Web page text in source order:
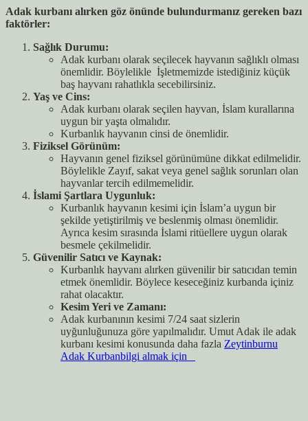
Adak kurbanı alırken göz önünde bulundurmanız gereken bazı
faktörler:
Sağlık Durumu:
Adak kurbanı olarak seçilecek hayvanın sağlıklı olması
önemlidir. Böylelikle İşletmemizde istediğiniz küçük
baş hayvanı rahatlıkla secebilirsiniz.
Yaş ve Cins:
Adak kurbanı olarak seçilen hayvan, İslam kurallarına
uygun bir yaşta olmalıdır.
Kurbanlık hayvanın cinsi de önemlidir.
Fiziksel Görünüm:
Hayvanın genel fiziksel görünümüne dikkat edilmelidir.
Böylelikle Zayıf, sakat veya genel sağlık sorunları olan
hayvanlar tercih edilmemelidir.
İslami Şartlara Uygunluk:
Kurbanlık hayvanın kesimi için İslam’a uygun bir
şekilde yetiştirilmiş ve beslenmiş olması önemlidir.
Ayrıca kesim sırasında İslami ritüellere uygun olarak
besmele çekilmelidir.
Güvenilir Satıcı ve Kaynak:
Kurbanlık hayvanı alırken güvenilir bir satıcıdan temin
etmek önemlidir. Böylece keseceğiniz kurbanda içiniz
rahat olacaktır.
Kesim Yeri ve Zamanı:
Adak kurbanının kesimi 7/24 saat sizlerin
uyğunluğunuza göre yapılmalıdır. Umut Adak ile adak
kurbanı kesimi konusunda daha fazla Zeytinburnu
Adak Kurbanbilgi almak için